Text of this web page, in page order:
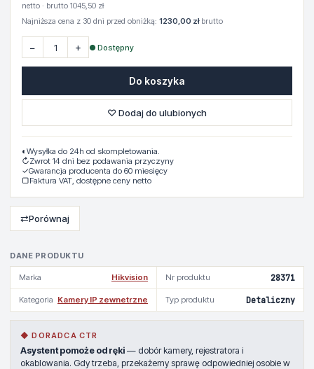
DANE PRODUKTU
Marka Hikvision Nr produktu 28371
Kategoria Kamery IP zewnetrzne Typ produktu Detaliczny
◆ DORADCA CTR
Asystent pomoże od ręki — dobór kamery, rejestratora i
okablowania. Gdy trzeba, przekażemy sprawę odpowiedniej osobie w
netto · brutto 1045,50 zł
Najniższa cena z 30 dni przed obniżką: 1230,00 złbrutto
− + ● Dostępny
Do koszyka
♡ Dodaj do ulubionych
◐ Wysyłka do 24h od skompletowania.
↻Zwrot 14 dni bez podawania przyczyny
✓Gwarancja producenta do 60 miesięcy
▢Faktura VAT, dostępne ceny netto
⇄Porównaj